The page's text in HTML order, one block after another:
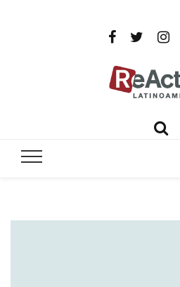
Por un mundo libre de